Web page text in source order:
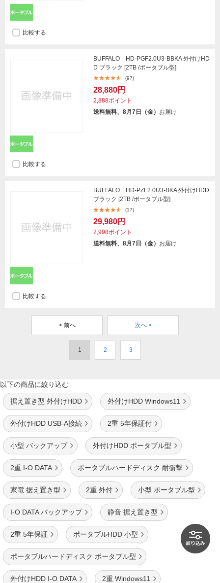
比較する
BUFFALO HD-PGF2.0U3-BBKA 外付けHD
D ブラック [2TB /ポータブル型]
(97)
28,880円
2,888ポイント
送料無料、8月7日（金） お届け
比較する
BUFFALO HD-PZF2.0U3-BKA 外付けHDD
ブラック [2TB /ポータブル型]
(17)
29,980円
2,998ポイント
送料無料、8月7日（金） お届け
比較する
< 前へ 次へ >
1 2 3
以下の商品に絞り込む
据え置き型 外付けHDD 外付けHDD Windows11
外付けHDD USB-A接続 2重 5年保証付
小型 バックアップ 外付けHDD ポータブル型
2重 I-O DATA ポータブルハードディスク 耐衝撃
家電 据え置き型 2重 外付 小型 ポータブル型
I-O DATA バックアップ 静音 据え置き型
2重 5年保証 ポータブルHDD 小型
ポータブルハードディスク ポータブル型
外付けHDD I-O DATA 2重 Windows11